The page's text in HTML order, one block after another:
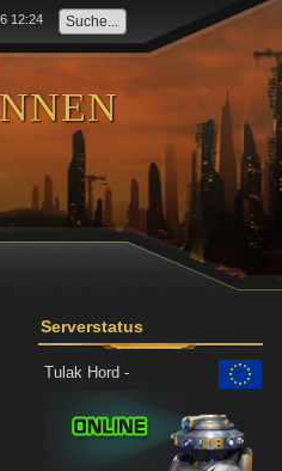
12:24
Serverstatus
Tulak Hord -